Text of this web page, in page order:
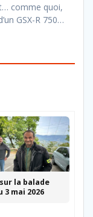
comme quoi,
GSX-R 750…
la balade
3 mai 2026